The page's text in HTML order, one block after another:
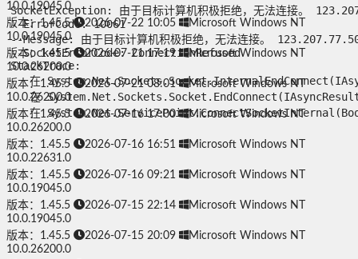
SocketException: 由于目标计算机积极拒绝，无法连接。
--ErrorCode: 10061
--Message: 由于目标计算机积极拒绝，无法连接。
--SocketErrorCode: ConnectionRefused
StackTrace:
在
在
在
10.0.19045.0
版本：1.45.5
2026-07-22 10:05
Microsoft Windows NT
10.0.19045.0
版本：1.45.5
2026-07-21 17:19
Microsoft Windows NT
10.0.26200.0
版本：1.45.5
2026-07-21 08:01
Microsoft Windows NT
10.0.26200.0
版本：1.45.5
2026-07-16 17:00
Microsoft Windows NT
10.0.26200.0
版本：1.45.5
2026-07-16 16:51
Microsoft Windows NT
10.0.22631.0
版本：1.45.5
2026-07-16 09:21
Microsoft Windows NT
10.0.19045.0
版本：1.45.5
2026-07-15 22:14
Microsoft Windows NT
10.0.19045.0
版本：1.45.5
2026-07-15 20:09
Microsoft Windows NT
10.0.26200.0